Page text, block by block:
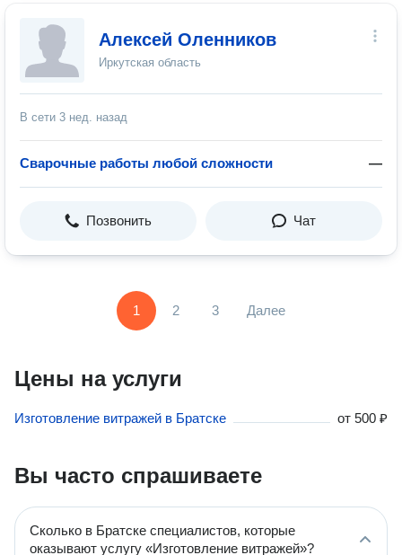
Алексей Оленников
Иркутская область
В сети 3 нед. назад
Сварочные работы любой сложности —
Позвонить Чат
1 2 3 Далее
Цены на услуги
Изготовление витражей в Братске от 500 ₽
Вы часто спрашиваете
Сколько в Братске специалистов, которые
оказывают услугу «Изготовление витражей»?